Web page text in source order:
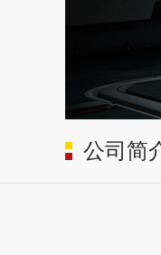
公司简